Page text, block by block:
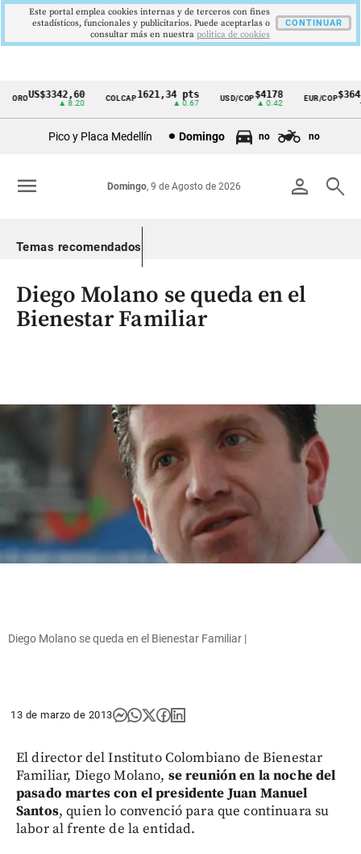
Cintillo
Colombia
OROUS$3342,60
▲ 8.20
COLCAP1621,34 pts
▲ 0.67
USD/COP$4178
▲ 0.42
EUR/COP$3648
Pico y Placa Medellín Domingo no no
person search
Domingo, 9 de Agosto de 2026
menu
Temas recomendados
Diego Molano se queda en el
Bienestar Familiar
Diego Molano se queda en el Bienestar Familiar |
13 de marzo de 2013
El director del Instituto Colombiano de Bienestar
Familiar, Diego Molano, se reunión en la noche del
pasado martes con el presidente Juan Manuel
Santos, quien lo convenció para que continuara su
labor al frente de la entidad.
Este portal emplea cookies internas y de terceros con fines
estadísticos, funcionales y publicitarios. Puede aceptarlas o
consultar más en nuestra politica de cookies
CONTINUAR